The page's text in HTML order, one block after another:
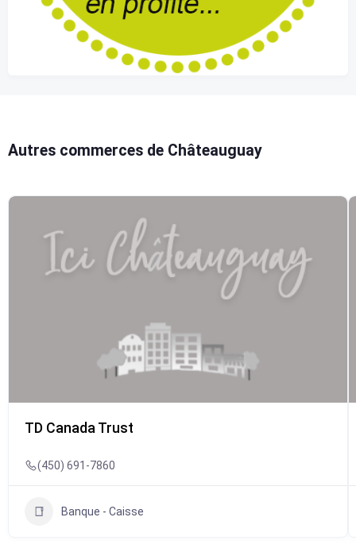
Autres commerces de Châteauguay
TD Canada Trust
(450) 691-7860
Banque - Caisse